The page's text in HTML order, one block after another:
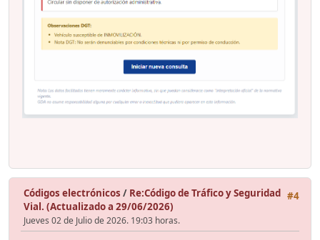
#4
Códigos electrónicos / Re:Código de Tráfico y Seguridad
Vial. (Actualizado a 29/06/2026)
Jueves 02 de Julio de 2026. 19:03 horas.